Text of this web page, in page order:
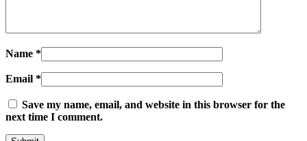
Name *
Email *
Save my name, email, and website in this browser for the
next time I comment.